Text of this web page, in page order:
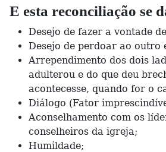
E esta reconciliação se
Desejo de fazer a vontade
Desejo de perdoar ao outro
Arrependimento dos dois
adulterou e do que deu
acontecesse, quando for o
Diálogo (Fator
Aconselhamento com os
conselheiros da igreja;
Humildade;